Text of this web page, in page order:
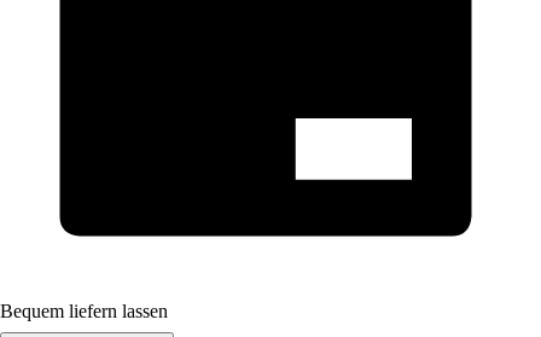
Bequem liefern lassen